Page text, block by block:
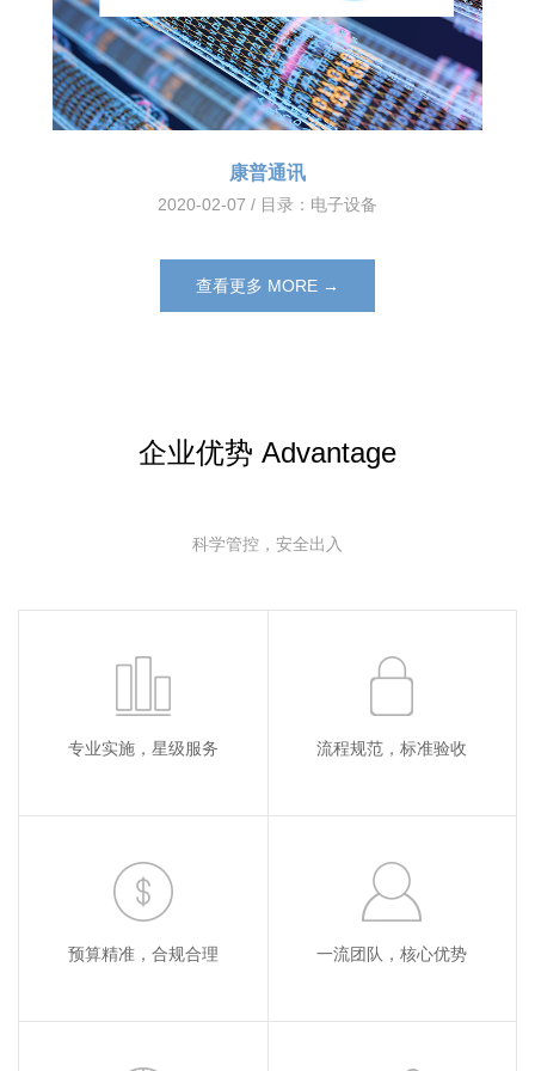
康普通讯
2020-02-07 / 目录： 电子设备
查看更多 MORE →
企业优势 Advantage
科学管控，安全出入
专业实施，星级服务 流程规范，标准验收
预算精准，合规合理 一流团队，核心优势